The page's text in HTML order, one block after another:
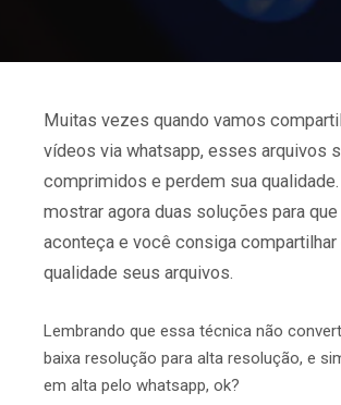
Muitas vezes quando vamos
vídeos via whatsapp, esses arquivos
comprimidos e perdem sua
mostrar agora duas soluções para
aconteça e você consiga compartilhar
qualidade seus arquivos.
Lembrando que essa técnica não
baixa resolução para alta resolução, e
em alta pelo whatsapp, ok?